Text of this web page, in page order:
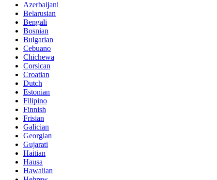
Azerbaijani
Belarusian
Bengali
Bosnian
Bulgarian
Cebuano
Chichewa
Corsican
Croatian
Dutch
Estonian
Filipino
Finnish
Frisian
Galician
Georgian
Gujarati
Haitian
Hausa
Hawaiian